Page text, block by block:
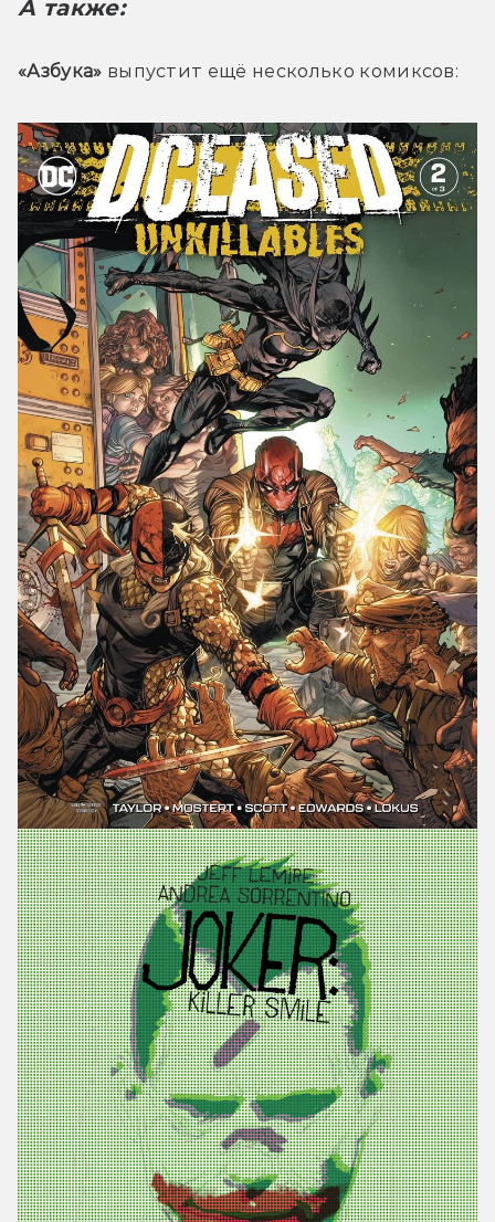
А также:
«Азбука» выпустит ещё несколько комиксов: